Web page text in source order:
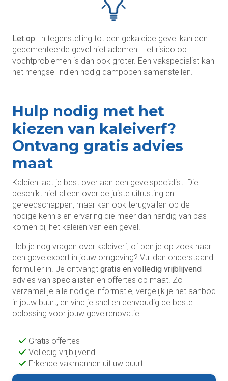
Let op: In tegenstelling tot een gekaleide gevel kan een
gecementeerde gevel niet ademen. Het risico op
vochtproblemen is dan ook groter. Een vakspecialist kan
het mengsel indien nodig dampopen samenstellen.
Hulp nodig met het
kiezen van kaleiverf?
Ontvang gratis advies
maat
Kaleien laat je best over aan een gevelspecialist. Die
beschikt niet alleen over de juiste uitrusting en
gereedschappen, maar kan ook terugvallen op de
nodige kennis en ervaring die meer dan handig van pas
komen bij het kaleien van een gevel.
Heb je nog vragen over kaleiverf, of ben je op zoek naar
een gevelexpert in jouw omgeving? Vul dan onderstaand
formulier in. Je ontvangt gratis en volledig vrijblijvend
advies van specialisten en offertes op maat. Zo
verzamel je alle nodige informatie, vergelijk je het aanbod
in jouw buurt, en vind je snel en eenvoudig de beste
oplossing voor jouw gevelrenovatie.
Gratis offertes
Volledig vrijblijvend
Erkende vakmannen uit uw buurt